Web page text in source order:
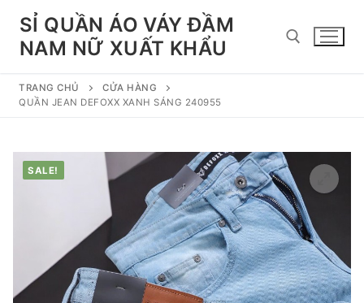
Chuyển
đếnSỈ QUẦN ÁO VÁY ĐẦM
NAM NỮ XUẤT KHẨU
Tìm kiếm cho:
TRANG CHỦ
CỬA HÀNG
QUẦN JEAN DEFOXX XANH SÁNG 240955
SALE!